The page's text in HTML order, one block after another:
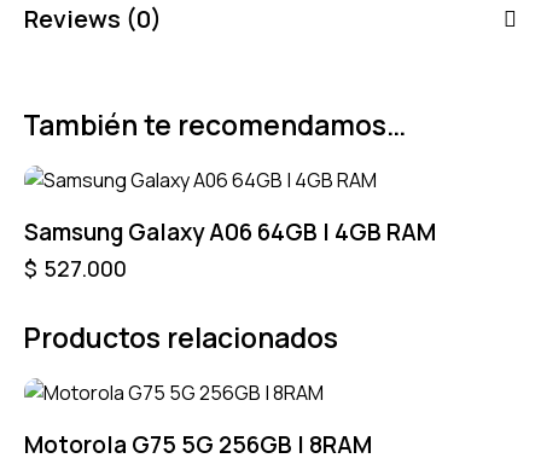
Reviews (0)
También te recomendamos…
Samsung Galaxy A06 64GB | 4GB RAM
$ 527.000
Productos relacionados
Motorola G75 5G 256GB | 8RAM